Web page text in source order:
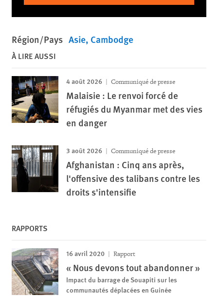
Région/Pays Asie Cambodge
À LIRE AUSSI
4 août 2026 Communiqué de presse
Malaisie : Le renvoi forcé de
réfugiés du Myanmar met des vies
en danger
3 août 2026 Communiqué de presse
Afghanistan : Cinq ans après,
l'offensive des talibans contre les
droits s'intensifie
RAPPORTS
16 avril 2020 Rapport
« Nous devons tout abandonner »
Impact du barrage de Souapiti sur les
communautés déplacées en Guinée